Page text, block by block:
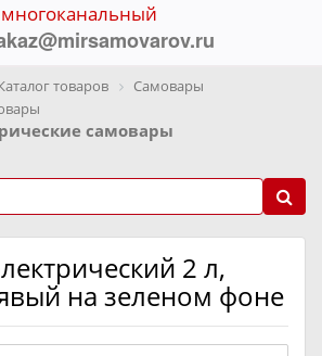
многоканальный
товаров
Самовары
самовары
2 л,
на зеленом фоне